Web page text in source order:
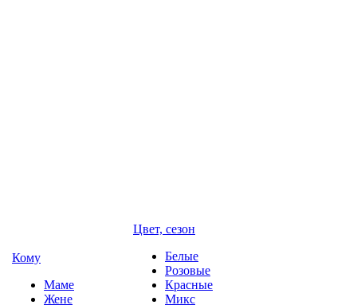
Кому
Маме
Жене
Цвет, сезон
Белые
Розовые
Красные
Микс